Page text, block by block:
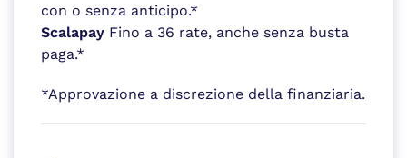
con o senza anticipo.*
Scalapay Fino a 36 rate, anche senza busta
paga.*
*Approvazione a discrezione della finanziaria.